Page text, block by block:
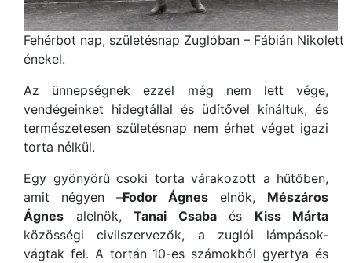
Fehérbot nap, születésnap Zuglóban – Fábián Nikolett
énekel.
Az ünnepségnek ezzel még nem lett vége,
vendégeinket hidegtállal és üdítővel kínáltuk, és
természetesen születésnap nem érhet véget igazi
torta nélkül.
Egy gyönyörű csoki torta várakozott a hűtőben,
amit négyen –Fodor Ágnes elnök, Mészáros
Ágnes alelnök, Tanai Csabaés Kiss Márta
közösségi civilszervezők, a zuglói lámpások-
vágtak fel. A tortán 10-es számokból gyertya és